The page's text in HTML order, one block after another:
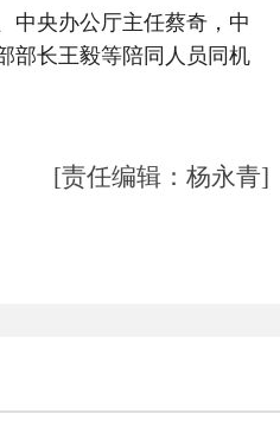
央办公厅主任蔡奇，中
部长王毅等陪同人员同机
[责任编辑：杨永青]